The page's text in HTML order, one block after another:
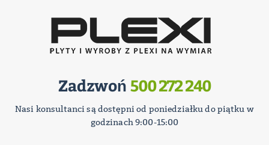
Zadzwoń 500 272 240
Nasi konsultanci są dostępni od poniedziałku do piątku w
godzinach 9:00-15:00